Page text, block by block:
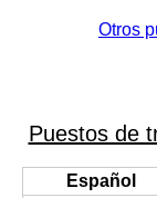
Otros
Puestos de
Español